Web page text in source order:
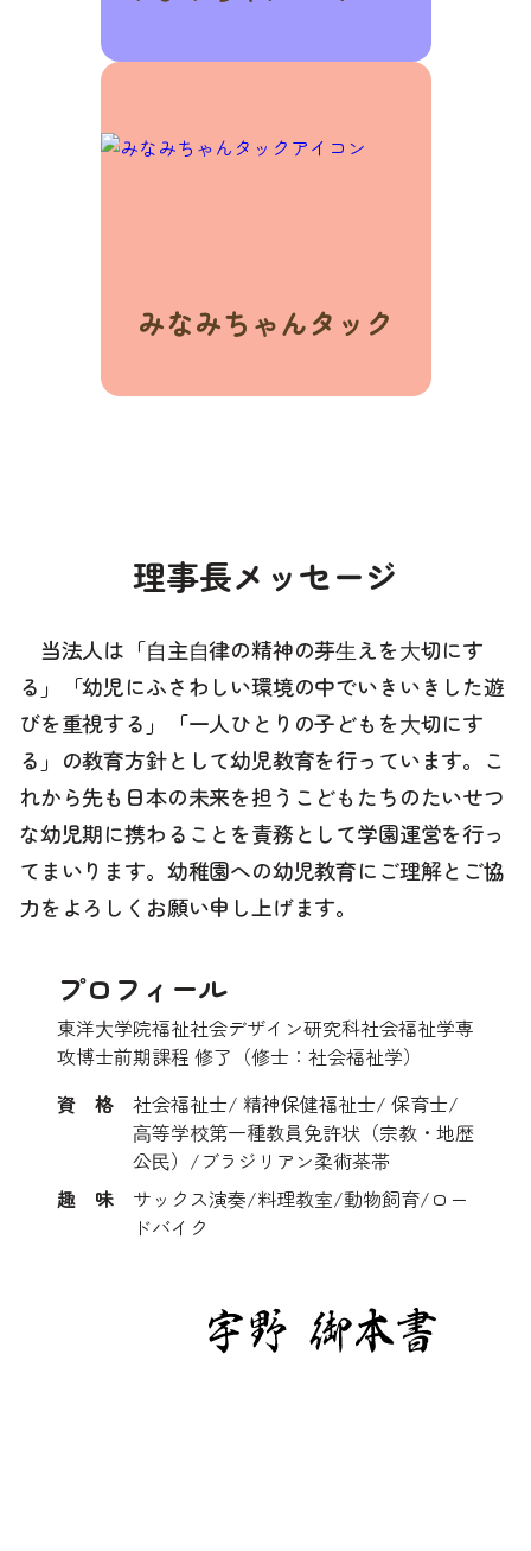
みなみちゃんタック
理事長メッセージ
当法人は「⾃主⾃律の精神の芽⽣えを⼤切にす
る」「幼児にふさわしい環境の中でいきいきした遊
びを重視する」「一人ひとりの子どもを⼤切にす
る」の教育方針として幼児教育を行っています。こ
れから先も日本の未来を担うこどもたちのたいせつ
な幼児期に携わることを責務として学園運営を行っ
てまいります。幼稚園への幼児教育にご理解とご協
力をよろしくお願い申し上げます。
プロフィール
東洋⼤学院福祉社会デザイン研究科社会福祉学専
攻博士前期課程 修了（修士：社会福祉学）
資 格
社会福祉士/ 精神保健福祉士/ 保育士/
⾼等学校第一種教員免許状（宗教・地歴
公⺠）/ブラジリアン柔術茶帯
趣 味
サックス演奏/料理教室/動物飼育/ロー
ドバイク